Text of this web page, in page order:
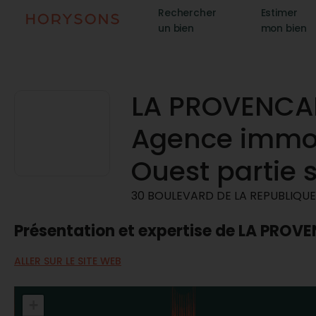
Rechercher
un bien
Estimer
mon bien
LA
Agence
Ouest partie
30 BOULEVARD DE LA
Présentation et expertise de LA
ALLER SUR LE SITE WEB